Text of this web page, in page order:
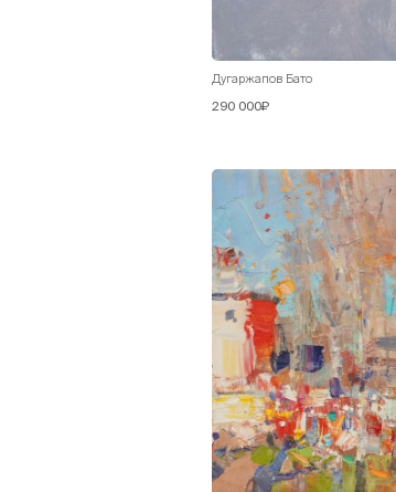
Дугаржапов Бато
290 000₽